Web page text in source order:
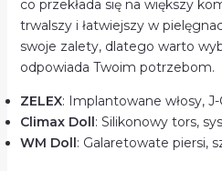
co przekłada się na większy
trwalszy i łatwiejszy w
swoje zalety, dlatego warto
odpowiada Twoim potrzebom.
ZELEX: Implantowane włosy,
Climax Doll: Silikonowy tors,
WM Doll: Galaretowate piersi,